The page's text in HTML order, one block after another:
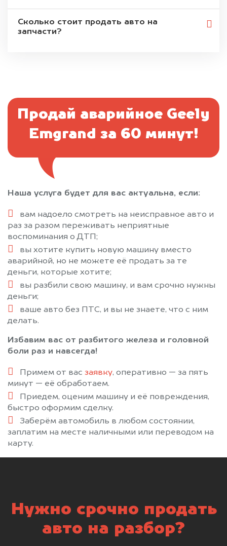
Сколько стоит продать авто на
запчасти?
Продай аварийное Geely
Emgrand за 60 минут!
Наша услуга будет для вас актуальна, если:
вам надоело смотреть на неисправное авто и
раз за разом переживать неприятные
воспоминания о ДТП;
вы хотите купить новую машину вместо
аварийной, но не можете её продать за те
деньги, которые хотите;
вы разбили свою машину, и вам срочно нужны
деньги;
ваше авто без ПТС, и вы не знаете, что с ним
делать.
Избавим вас от разбитого железа и головной
боли раз и навсегда!
Примем от вас заявку, оперативно — за пять
минут — её обработаем.
Приедем, оценим машину и её повреждения,
быстро оформим сделку.
Заберём автомобиль в любом состоянии,
заплатим на месте наличными или переводом на
карту.
Нужно срочно продать
авто на разбор?